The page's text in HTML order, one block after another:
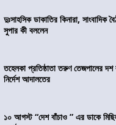
দুঃসাহসিক ডাকাতির কিনারা, সাংবাদিক
সুপার কী বললেন
তহেলকা প্রতিষ্ঠাতা তরুণ তেজপালের দশ
নির্দেশ আদালতের
১০ আগস্ট “দেশ বাঁচাও ” এর ডাকে